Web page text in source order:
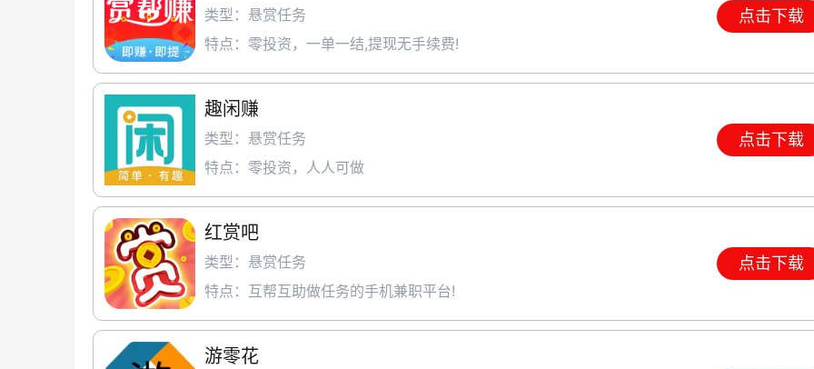
类型：悬赏任务
特点：零投资，一单一结,提现无手续费!
点击下载
趣闲赚
类型：悬赏任务
特点：零投资，人人可做
点击下载
红赏吧
类型：悬赏任务
特点：互帮互助做任务的手机兼职平台!
点击下载
游零花